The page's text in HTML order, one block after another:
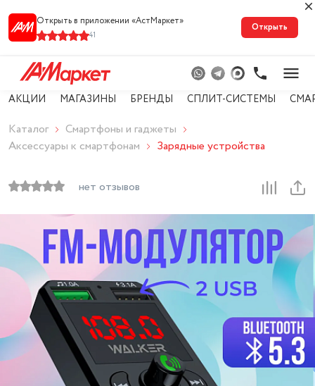
Открыть в приложении «АстМарке‪т‬»
41
Открыть
АКЦИИ МАГАЗИНЫ БРЕНДЫ СПЛИТ-СИСТЕМЫ
Каталог
Смартфоны и гаджеты
Аксессуары к смартфонам
Зарядные устройства
нет отзывов